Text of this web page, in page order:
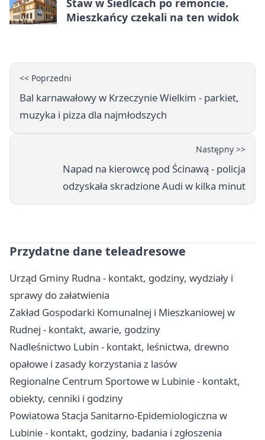
Mieszkańcy czekali na ten widok
<< Poprzedni
Bal karnawałowy w Krzeczynie Wielkim - parkiet,
muzyka i pizza dla najmłodszych
Następny >>
Napad na kierowcę pod Ścinawą - policja
odzyskała skradzione Audi w kilka minut
Przydatne dane teleadresowe
Urząd Gminy Rudna - kontakt, godziny, wydziały i
sprawy do załatwienia
Zakład Gospodarki Komunalnej i Mieszkaniowej w
Rudnej - kontakt, awarie, godziny
Nadleśnictwo Lubin - kontakt, leśnictwa, drewno
opałowe i zasady korzystania z lasów
Regionalne Centrum Sportowe w Lubinie - kontakt,
obiekty, cenniki i godziny
Powiatowa Stacja Sanitarno-Epidemiologiczna w
Lubinie - kontakt, godziny, badania i zgłoszenia